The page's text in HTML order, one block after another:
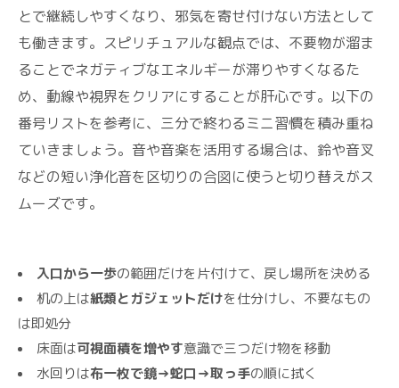
とで継続しやすくなり、邪気を寄せ付けない方法として
も働きます。スピリチュアルな観点では、不要物が溜ま
ることでネガティブなエネルギーが滞りやすくなるた
め、動線や視界をクリアにすることが肝心です。以下の
番号リストを参考に、三分で終わるミニ習慣を積み重ね
ていきましょう。音や音楽を活用する場合は、鈴や音叉
などの短い浄化音を区切りの合図に使うと切り替えがス
ムーズです。
入口から一歩の範囲だけを片付けて、戻し場所を決める
机の上は紙類とガジェットだけを仕分けし、不要なもの
は即処分
床面は可視面積を増やす意識で三つだけ物を移動
水回りは布一枚で鏡→蛇口→取っ手の順に拭く